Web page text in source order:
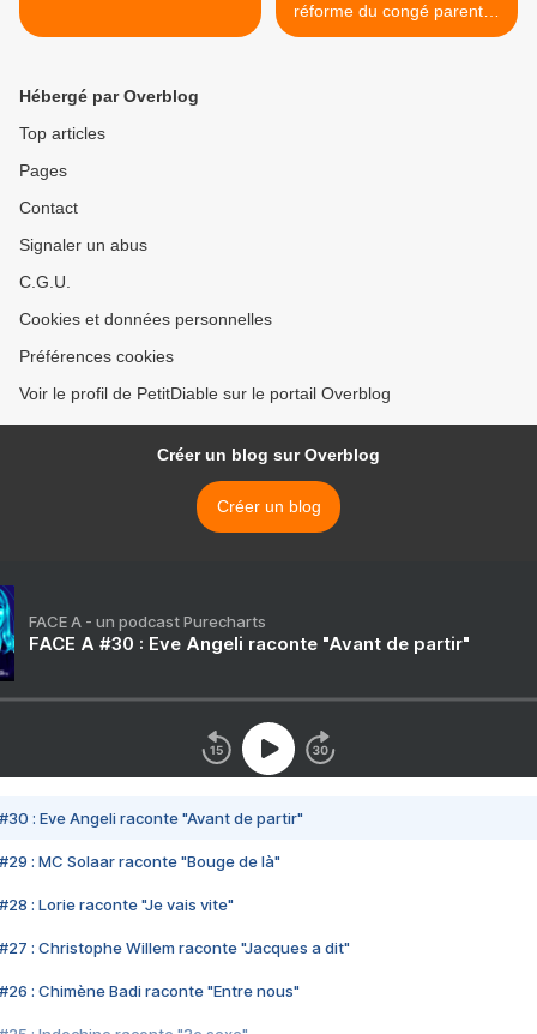
réforme du congé parental!
>
Hébergé par Overblog
Top articles
Pages
Contact
Signaler un abus
C.G.U.
Cookies et données personnelles
Préférences cookies
Voir le profil de PetitDiable sur le portail Overblog
Créer un blog sur Overblog
Créer un blog
FACE A - un podcast Purecharts
FACE A #30 : Eve Angeli raconte "Avant de partir"
#30 : Eve Angeli raconte "Avant de partir"
#29 : MC Solaar raconte "Bouge de là"
#28 : Lorie raconte "Je vais vite"
#27 : Christophe Willem raconte "Jacques a dit"
#26 : Chimène Badi raconte "Entre nous"